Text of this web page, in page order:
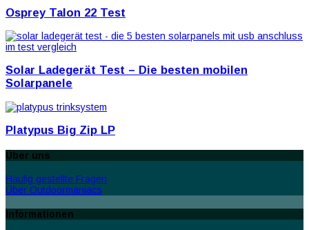
Osprey Talon 22 Test
Solar Ladegerät Test – Die besten mobilen
Solarpanele
Platypus Big Zip LP
Über uns
Häufig gestellte Fragen
Über Outdoormaniacs
Informationen